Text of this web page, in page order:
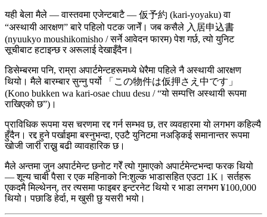
यही बेला मैले — वास्तवमा एजेन्टबाटै — 仮予約 (kari-yoyaku) वा
“अस्थायी आरक्षण” बारे पहिलो पटक जानेँ। जब कसैले 入居申込書
(nyuukyo moushikomisho / सर्ने आवेदन फारम) पेश गर्छ, त्यो युनिट
सूचीबाट हटाइन्छ र अरूलाई देखाइँदैन।
डिसेम्बरमा पनि, राम्रा अपार्टमेन्टहरूमध्ये धेरैमा पहिले नै अस्थायी आरक्षण
थियो। मैले बारम्बार सुन्नु पर्यो 「この物件は仮押さえ中です」
(Kono bukken wa kari-osae chuu desu / “यो सम्पत्ति अस्थायी रूपमा
राखिएको छ”)।
प्राविधिक रूपमा यस चरणमा रद्द गर्न सम्भव छ, तर व्यवहारमा यो लगभग कहिल्यै
हुँदैन। रद्द हुने पर्खाइमा बस्नुभन्दा, एउटै युनिटमा नअड्किई समानान्तर रूपमा
खोजी जारी राख्नु बढी व्यावहारिक छ।
मैले अन्तमा जुन अपार्टमेन्ट छनोट गरेँ त्यो गुमाएको अपार्टमेन्टभन्दा फरक थियो
— शून्य चाबी पैसा र एक महिनाको नि:शुल्क भाडासहित एउटा 1K। सर्तहरू
एकदमै मिल्थेनन्, तर त्यसमा फाइबर इन्टरनेट थियो र भाडा लगभग ¥100,000
थियो। पछाडि हेर्दा, म खुसी छु यसरी भयो।